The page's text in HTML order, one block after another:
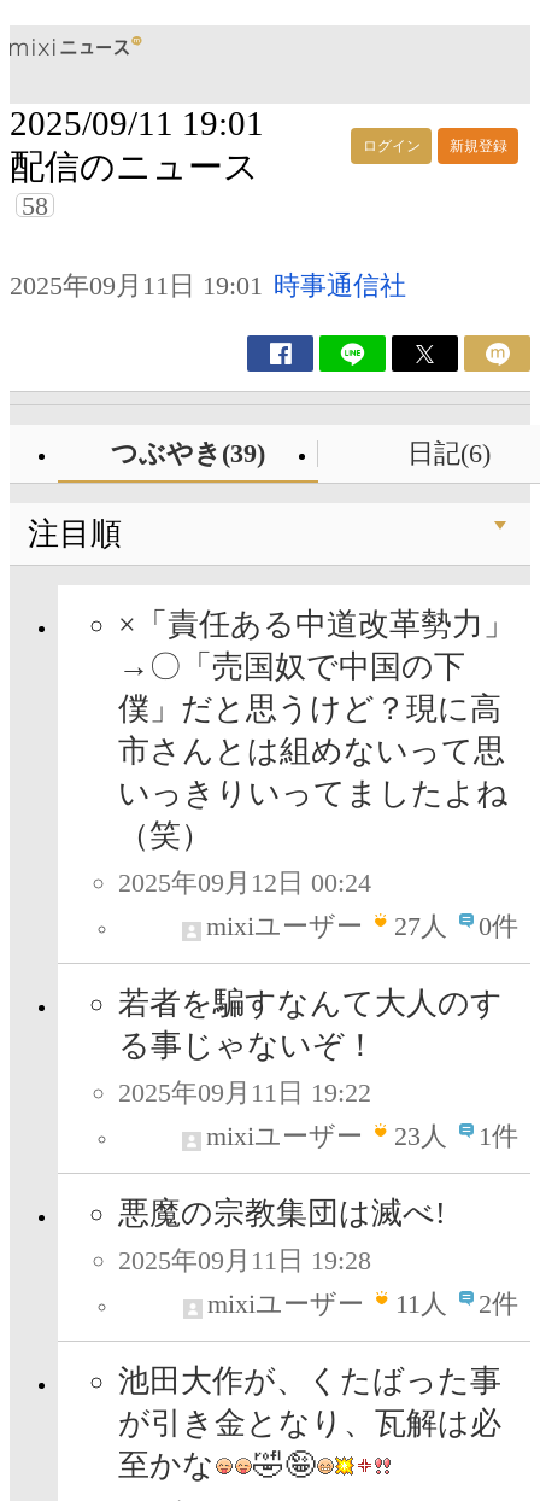
ログイン 新規登録
2025/09/11 19:01
配信のニュース
58
2025年09月11日 19:01 時事通信社
つぶやき(39) 日記(6)
注目順
×「責任ある中道改革勢力」
→〇「売国奴で中国の下
僕」だと思うけど？現に高
市さんとは組めないって思
いっきりいってましたよね
（笑）
2025年09月12日 00:24
mixiユーザー
27人 0件
若者を騙すなんて大人のす
る事じゃないぞ！
2025年09月11日 19:22
mixiユーザー
23人 1件
悪魔の宗教集団は滅べ!
2025年09月11日 19:28
mixiユーザー
11人 2件
池田大作が、くたばった事
が引き金となり、瓦解は必
至かな
🤣🤪